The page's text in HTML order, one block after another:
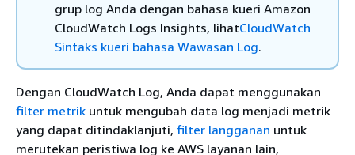
grup log Anda dengan bahasa kueri Amazon
CloudWatch Logs Insights, lihatCloudWatch
Sintaks kueri bahasa Wawasan Log.
Dengan CloudWatch Log, Anda dapat menggunakan
filter metrik untuk mengubah data log menjadi metrik
yang dapat ditindaklanjuti, filter langganan untuk
merutekan peristiwa log ke AWS layanan lain,